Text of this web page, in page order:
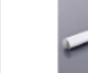
₪120.00